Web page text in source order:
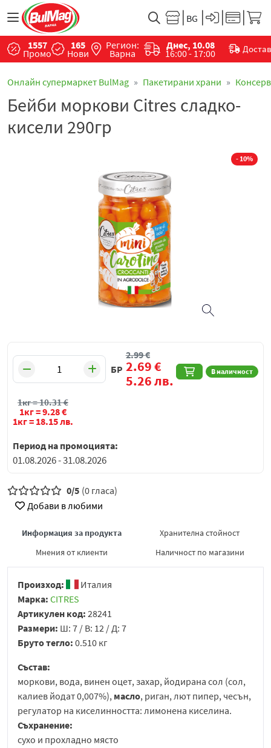
1557
Промо
165
Нови
Регион:
Варна
Днес, 10.08
16:00 - 17:00
Онлайн супермаркет BulMag Пакетирани храни
Бейби моркови Citres сладко-
кисели 290гр
- 10%
БР В наличност
2.99€
2.69€
5.26лв.
1кг =10.31€
1кг =9.28€
1кг = 18.15лв.
Период на промоцията:
01.08.2026 - 31.08.2026
0/5 (0 гласа)
Добави в любими
Информация за продукта
Хранителна стойност
Мнения от клиенти
Наличност по магазини
Произход:
Италия
Марка: CITRES
Артикулен код: 28241
Размери: Ш: 7 / В: 12 / Д: 7
Бруто тегло: 0.510 кг
Състав:
моркови, вода, винен оцет, захар, йодирана сол (сол,
калиев йодат 0,007%), масло, риган, лют пипер, чесън,
регулатор на киселинността: лимонена киселина.
Съхранение:
сухо и прохладно място